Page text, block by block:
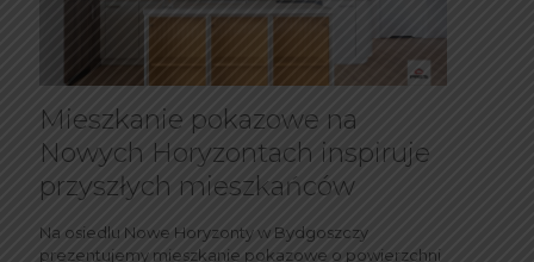
Mieszkanie pokazowe na
Nowych Horyzontach inspiruje
przyszłych mieszkańców
Na osiedlu Nowe Horyzonty w Bydgoszczy
prezentujemy mieszkanie pokazowe o powierzchni